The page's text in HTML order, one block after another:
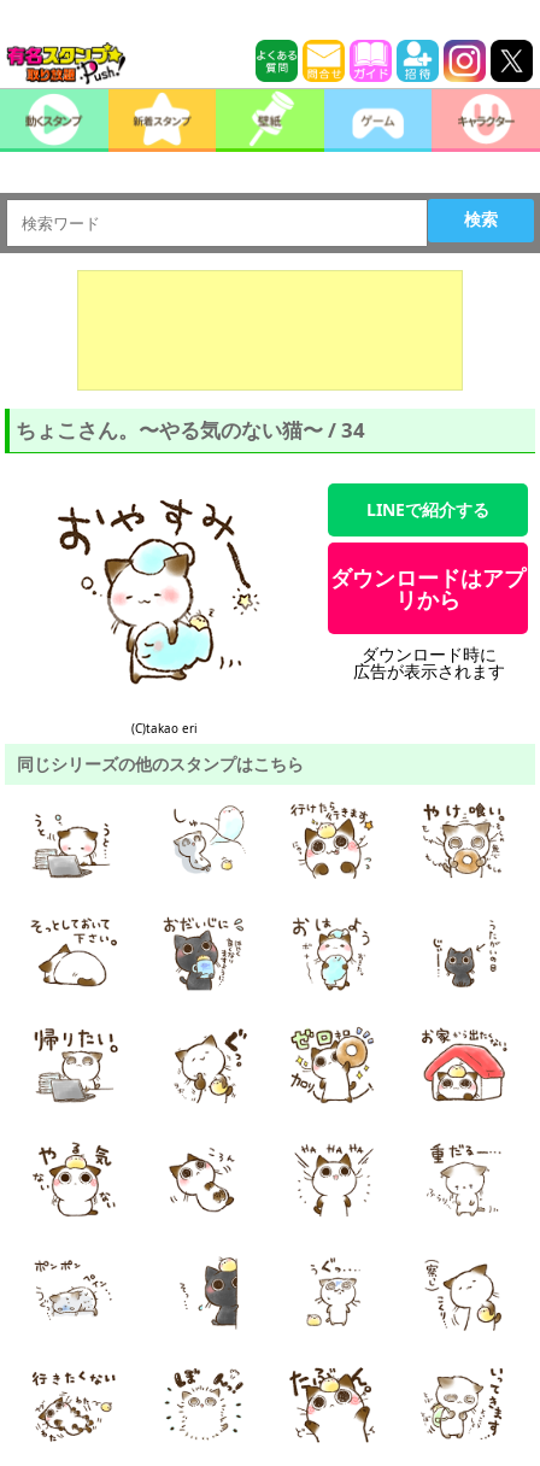
検索
ちょこさん。〜やる気のない猫〜 / 34
(C)takao eri
LINEで紹介する
ダウンロードはアプ
リから
ダウンロード時に
広告が表示されます
同じシリーズの他のスタンプはこちら